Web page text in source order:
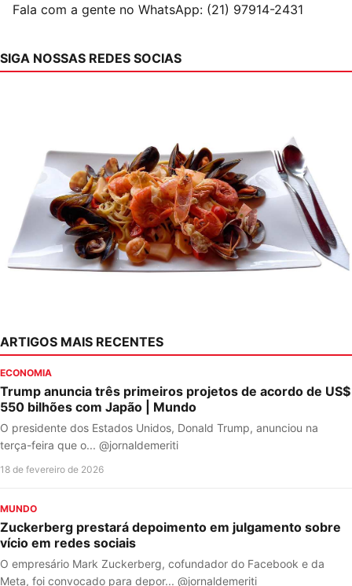
Fala com a gente no WhatsApp: (21) 97914-2431
SIGA NOSSAS REDES SOCIAS
ARTIGOS MAIS RECENTES
ECONOMIA
Trump anuncia três primeiros projetos de acordo de US$
550 bilhões com Japão | Mundo
O presidente dos Estados Unidos, Donald Trump, anunciou na
terça-feira que o... @jornaldemeriti
18 de fevereiro de 2026
MUNDO
Zuckerberg prestará depoimento em julgamento sobre
vício em redes sociais
O empresário Mark Zuckerberg, cofundador do Facebook e da
Meta, foi convocado para depor... @jornaldemeriti